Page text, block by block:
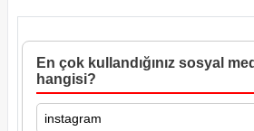
En çok kullandığınız sosyal
hangisi?
instagram